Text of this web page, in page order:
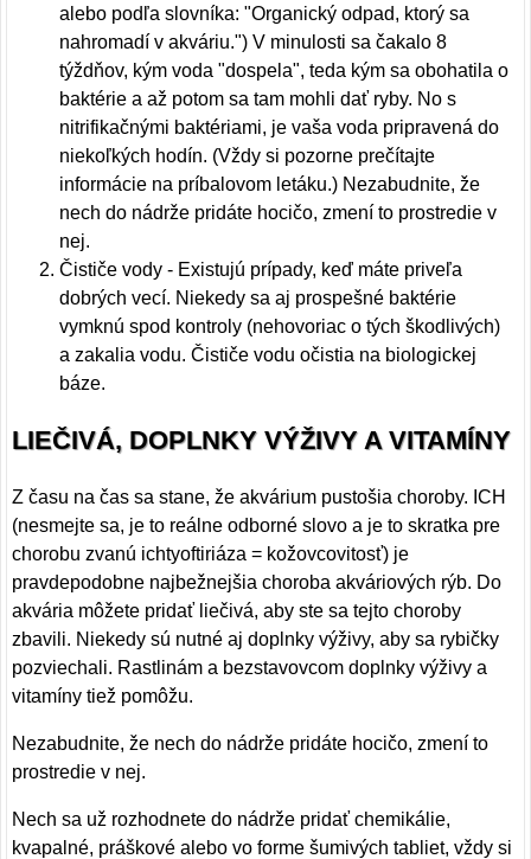
alebo podľa slovníka: "Organický odpad, ktorý sa
nahromadí v akváriu.") V minulosti sa čakalo 8
týždňov, kým voda "dospela", teda kým sa obohatila o
baktérie a až potom sa tam mohli dať ryby. No s
nitrifikačnými baktériami, je vaša voda pripravená do
niekoľkých hodín. (Vždy si pozorne prečítajte
informácie na príbalovom letáku.) Nezabudnite, že
nech do nádrže pridáte hocičo, zmení to prostredie v
nej.
Čističe vody - Existujú prípady, keď máte priveľa
dobrých vecí. Niekedy sa aj prospešné baktérie
vymknú spod kontroly (nehovoriac o tých škodlivých)
a zakalia vodu. Čističe vodu očistia na biologickej
báze.
LIEČIVÁ, DOPLNKY VÝŽIVY A VITAMÍNY
Z času na čas sa stane, že akvárium pustošia choroby. ICH
(nesmejte sa, je to reálne odborné slovo a je to skratka pre
chorobu zvanú ichtyoftiriáza = kožovcovitosť) je
pravdepodobne najbežnejšia choroba akváriových rýb. Do
akvária môžete pridať liečivá, aby ste sa tejto choroby
zbavili. Niekedy sú nutné aj doplnky výživy, aby sa rybičky
pozviechali. Rastlinám a bezstavovcom doplnky výživy a
vitamíny tiež pomôžu.
Nezabudnite, že nech do nádrže pridáte hocičo, zmení to
prostredie v nej.
Nech sa už rozhodnete do nádrže pridať chemikálie,
kvapalné, práškové alebo vo forme šumivých tabliet, vždy si